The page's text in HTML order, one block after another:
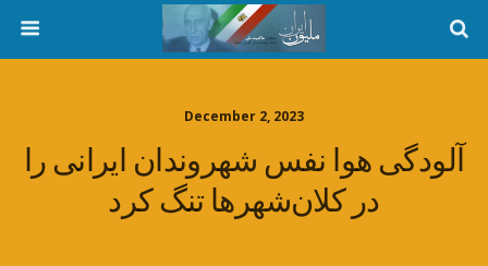
December 2, 2023
آلودگی هوا نفس شهروندان ایرانی را
در کلان‌شهرها تنگ کرد